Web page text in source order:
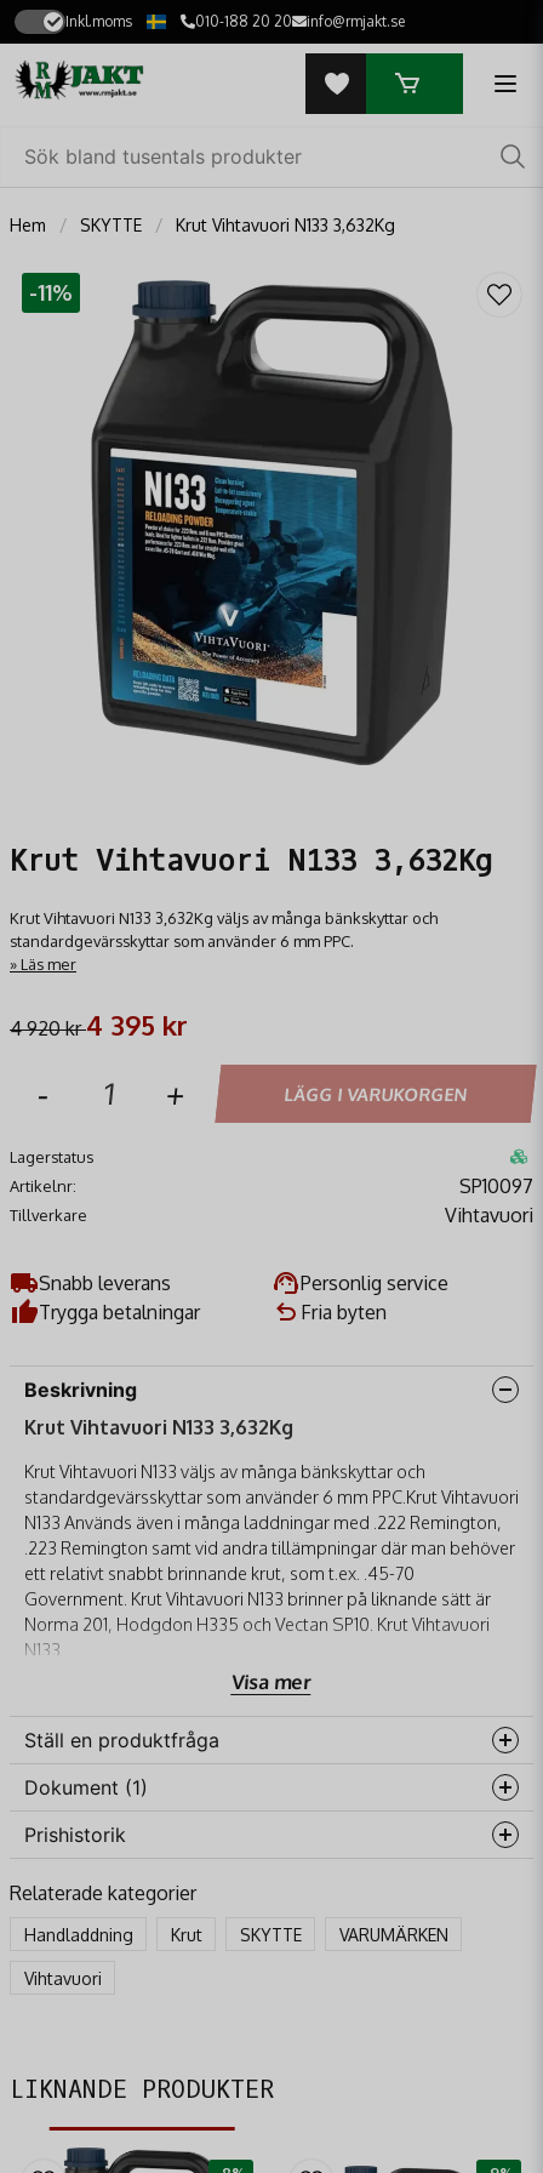
Inkl.moms 010-188 20 20 info@rmjakt.se
Hem SKYTTE Krut Vihtavuori N133 3,632Kg
-11%
Krut Vihtavuori N133 3,632Kg
Krut Vihtavuori N133 3,632Kg väljs av många bänkskyttar och
standardgevärsskyttar som använder 6 mm PPC.
Läs mer
4 920 kr4 395 kr
- + LÄGG I VARUKORGEN
Lagerstatus
Artikelnr:
SP10097
Tillverkare Vihtavuori
Snabb leverans
Personlig service
Trygga betalningar
Fria byten
Beskrivning
Krut Vihtavuori N133 3,632Kg
Krut Vihtavuori N133 väljs av många bänkskyttar och
standardgevärsskyttar som använder 6 mm PPC.Krut Vihtavuori
N133 Används även i många laddningar med .222 Remington,
.223 Remington samt vid andra tillämpningar där man behöver
ett relativt snabbt brinnande krut, som t.ex. .45-70
Government. Krut Vihtavuori N133 brinner på liknande sätt är
Norma 201, Hodgdon H335 och Vectan SP10. Krut Vihtavuori
N133
Fraktavgift 295kr tillkommer
Krut Vihtavuori N133
Visa mer
Ställ en produktfråga
question
Fråga oss något om denna produkten...
name
Namn
Ja, ni får publicera min fråga
Dokument (1)
Vihtavuori Reloading Guide
2.17 MB
Hämta
Prishistorik
Relaterade kategorier
Handladdning Krut SKYTTE VARUMÄRKEN
Vihtavuori
LIKNANDE PRODUKTER